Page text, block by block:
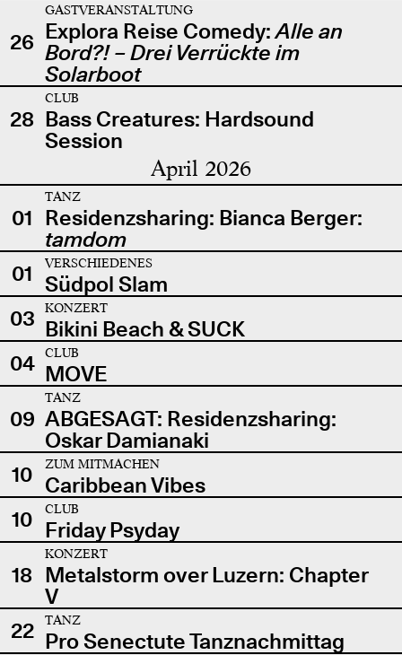
26
GASTVERANSTALTUNG
Explora Reise Comedy:Alle an
Bord?! – Drei Verrückte im
Solarboot
28
CLUB
Bass Creatures: Hardsound
Session
April 2026
01
TANZ
Residenzsharing: Bianca Berger:
tamdom
01
VERSCHIEDENES
Südpol Slam
03
KONZERT
Bikini Beach & SUCK
04
CLUB
MOVE
09
TANZ
ABGESAGT: Residenzsharing:
Oskar Damianaki
10
ZUM MITMACHEN
Caribbean Vibes
10
CLUB
Friday Psyday
18
KONZERT
Metalstorm over Luzern: Chapter
V
22
TANZ
Pro Senectute Tanznachmittag